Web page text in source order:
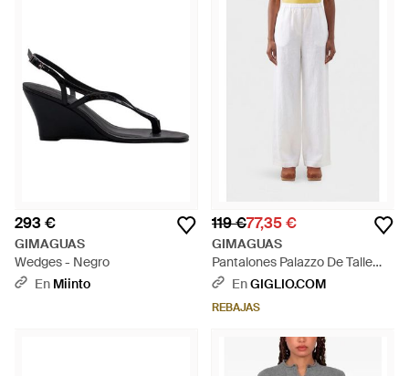
293 €
GIMAGUAS
Wedges - Negro
En Miinto
119 €77,35 €
GIMAGUAS
Pantalones Palazzo De Talle
Alto Y Pernera Ancha En
EnGIGLIO.COM
REBAJAS